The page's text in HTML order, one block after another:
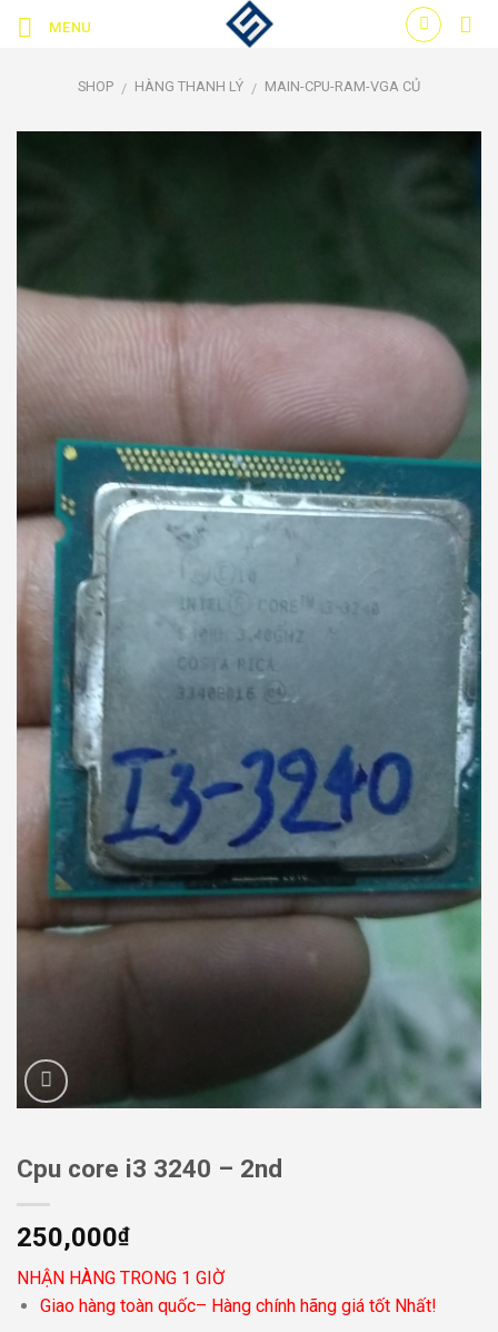
Skip
MENU
SHOP / HÀNG THANH LÝ / MAIN-CPU-RAM-VGA CỦ
Cpu core i3 3240 – 2nd
250,000₫
NHẬN HÀNG TRONG 1 GIỜ
Giao hàng toàn quốc– Hàng chính hãng giá tốt Nhất!